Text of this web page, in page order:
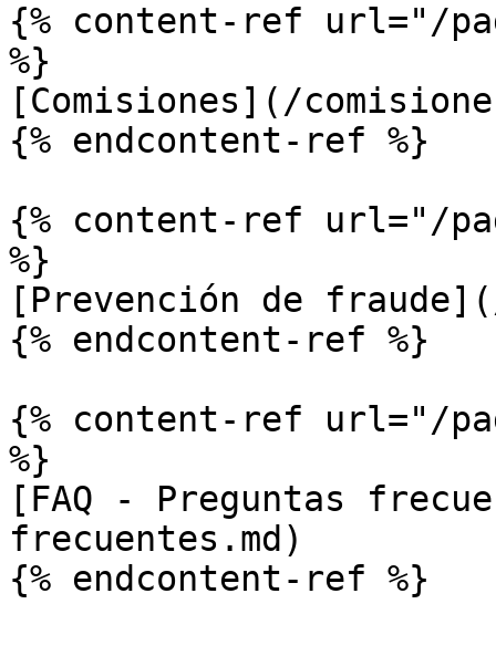
{% content-ref url="/
%}
[Comisiones](/
{% endcontent-ref %}
{% content-ref url="/
%}
[Prevención de
{% endcontent-ref %}
{% content-ref url="/
%}
[FAQ - Preguntas
frecuentes.md)